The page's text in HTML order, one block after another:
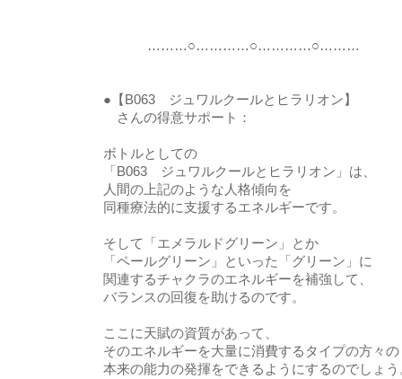
………○…………○…………○………
●【B063 ジュワルクールとヒラリオン】
さんの得意サポート：
ボトルとしての
「B063 ジュワルクールとヒラリオン」は、
人間の上記のような人格傾向を
同種療法的に支援するエネルギーです。
そして「エメラルドグリーン」とか
「ペールグリーン」といった「グリーン」に
関連するチャクラのエネルギーを補強して、
バランスの回復を助けるのです。
ここに天賦の資質があって、
そのエネルギーを大量に消費するタイプの方々の
本来の能力の発揮をできるようにするのでしょう